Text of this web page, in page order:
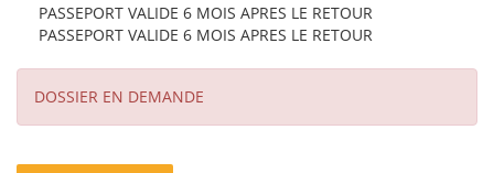
PASSEPORT VALIDE 6 MOIS APRES LE RETOUR
PASSEPORT VALIDE 6 MOIS APRES LE RETOUR
DOSSIER EN DEMANDE